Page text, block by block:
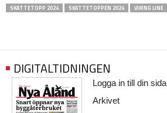
SKATTETOPP 2024
SKATTETOPPEN 2024 VIKING LINE
DIGITALTIDNINGEN
Logga in till din sida
Arkivet